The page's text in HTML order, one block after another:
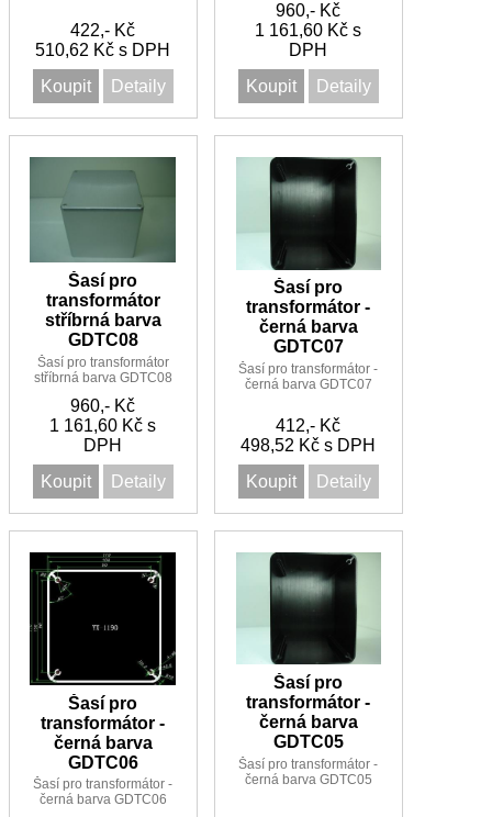
422,- Kč
510,62 Kč s DPH
Koupit
Detaily
960,- Kč
1 161,60 Kč s
DPH
Koupit
Detaily
Šasí pro
transformátor
stříbrná barva
GDTC08
Šasí pro transformátor
stříbrná barva GDTC08
960,- Kč
1 161,60 Kč s
DPH
Koupit
Detaily
Šasí pro
transformátor -
černá barva
GDTC07
Šasí pro transformátor -
černá barva GDTC07
412,- Kč
498,52 Kč s DPH
Koupit
Detaily
Šasí pro
transformátor -
černá barva
GDTC06
Šasí pro transformátor -
černá barva GDTC06
Šasí pro
transformátor -
černá barva
GDTC05
Šasí pro transformátor -
černá barva GDTC05